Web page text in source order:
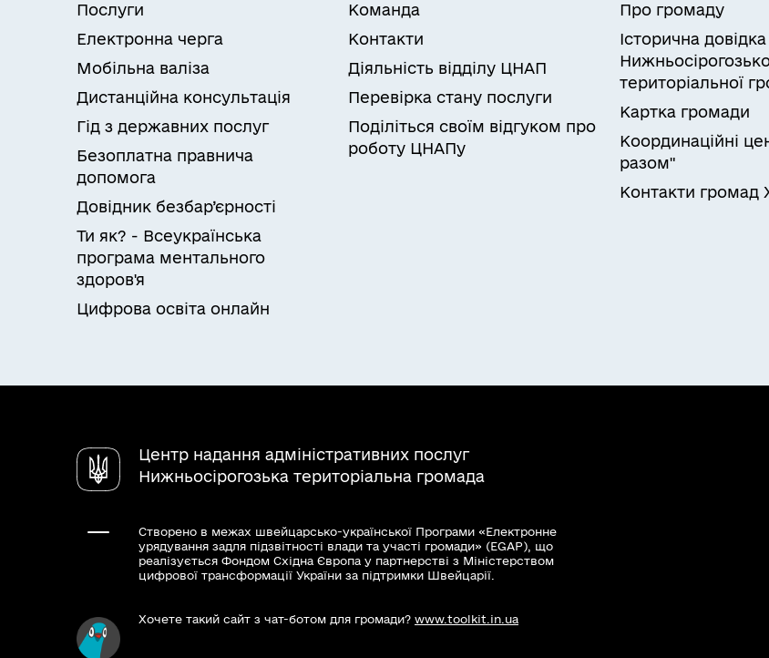
Послуги
Електронна черга
Мобільна валіза
Дистанційна консультація
Гід з державних послуг
Безоплатна правнича
допомога
Довідник безбар’єрності
Ти як? - Всеукраїнська
програма ментального
здоров'я
Цифрова освіта онлайн
Команда
Контакти
Діяльність відділу ЦНАП
Перевірка стану послуги
Поділіться своїм відгуком про
роботу ЦНАПу
Про громаду
Історична довідка
територіальної
Картка громади
Координаційні
разом"
Контакти громад
Центр надання адміністративних послуг
Нижньосірогозька територіальна громада
Створено в межах швейцарсько-української Програми «Електронне
урядування задля підзвітності влади та участі громади» (EGAP), що
реалізується Фондом Східна Європа у партнерстві з Міністерством
цифрової трансформації України за підтримки Швейцарії.
Хочете такий сайт з чат-ботом для громади? www.toolkit.in.ua